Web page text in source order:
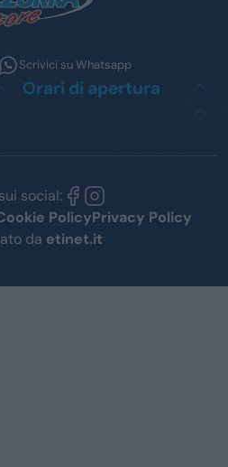
Scrivici su Whatsapp
Orari di apertura
social:
PolicyPrivacy Policy
da etinet.it